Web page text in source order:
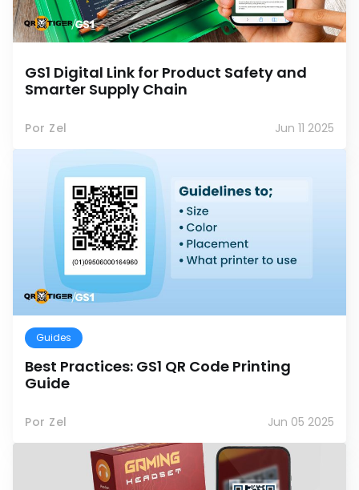
GS1 Digital Link for Product Safety and
Smarter Supply Chain
Por Zel Jun 11 2025
Guides
Best Practices: GS1 QR Code Printing
Guide
Por Zel Jun 05 2025